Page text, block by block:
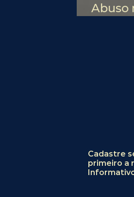
Abuso
Cadastre
primeiro a